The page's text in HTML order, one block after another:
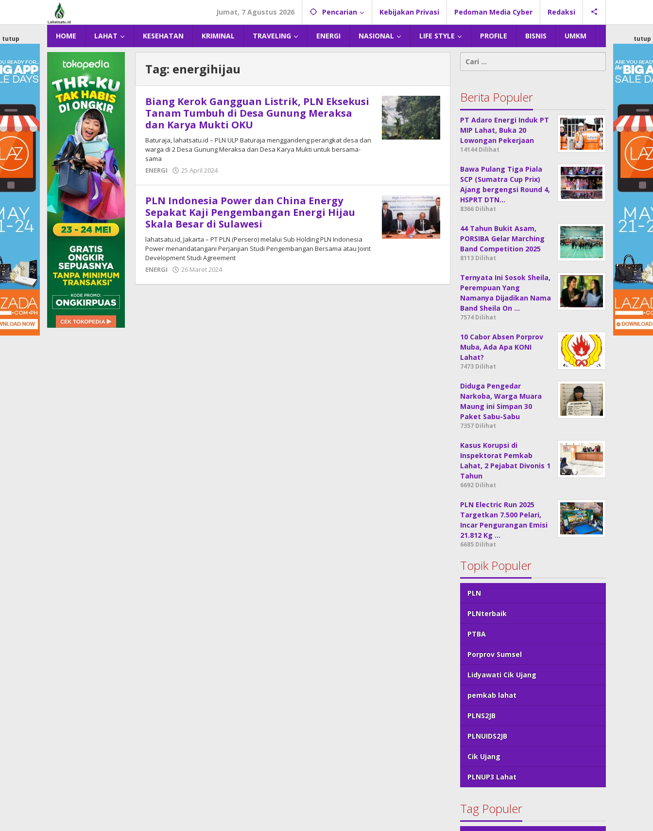
konten
Jumat, 7 Agustus 2026 Pencarian Kebijakan Privasi Pedoman Media Cyber Redaksi
HOME LAHAT KESEHATAN KRIMINAL TRAVELING ENERGI NASIONAL LIFE STYLE PROFILE BISNIS UMKM
tutup tutup
Tag: energihijau
Biang Kerok Gangguan Listrik, PLN Eksekusi
Tanam Tumbuh di Desa Gunung Meraksa
dan Karya Mukti OKU
Baturaja, lahatsatu.id – PLN ULP Baturaja menggandeng perangkat desa dan
warga di 2 Desa Gunung Meraksa dan Desa Karya Mukti untuk bersama-
sama
ENERGI
25 April 2024
PLN Indonesia Power dan China Energy
Sepakat Kaji Pengembangan Energi Hijau
Skala Besar di Sulawesi
lahatsatu.id, Jakarta – PT PLN (Persero) melalui Sub Holding PLN Indonesia
Power menandatangani Perjanjian Studi Pengembangan Bersama atau Joint
Development Studi Agreement
ENERGI
26 Maret 2024
Cari
untuk:
Berita Populer
PT Adaro Energi Induk PT
MIP Lahat, Buka 20
Lowongan Pekerjaan
14144 Dilihat
Bawa Pulang Tiga Piala
SCP (Sumatra Cup Prix)
Ajang bergengsi Round 4,
HSPRT DTN…
8366 Dilihat
44 Tahun Bukit Asam,
PORSIBA Gelar Marching
Band Competition 2025
8113 Dilihat
Ternyata Ini Sosok Sheila,
Perempuan Yang
Namanya Dijadikan Nama
Band Sheila On …
7574 Dilihat
10 Cabor Absen Porprov
Muba, Ada Apa KONI
Lahat?
7473 Dilihat
Diduga Pengedar
Narkoba, Warga Muara
Maung ini Simpan 30
Paket Sabu-Sabu
7357 Dilihat
Kasus Korupsi di
Inspektorat Pemkab
Lahat, 2 Pejabat Divonis 1
Tahun
6692 Dilihat
PLN Electric Run 2025
Targetkan 7.500 Pelari,
Incar Pengurangan Emisi
21.812 Kg …
6685 Dilihat
Topik Populer
PLN
PLNterbaik
PTBA
Porprov Sumsel
Lidyawati Cik Ujang
pemkab lahat
PLNS2JB
PLNUIDS2JB
Cik Ujang
PLNUP3 Lahat
Tag Populer